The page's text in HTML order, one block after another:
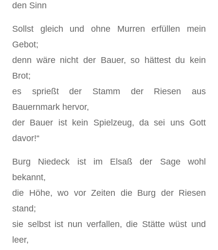
den Sinn
Sollst gleich und ohne Murren erfüllen mein
Gebot;
denn wäre nicht der Bauer, so hättest du kein
Brot;
es sprießt der Stamm der Riesen aus
Bauernmark hervor,
der Bauer ist kein Spielzeug, da sei uns Gott
davor!“
Burg Niedeck ist im Elsaß der Sage wohl
bekannt,
die Höhe, wo vor Zeiten die Burg der Riesen
stand;
sie selbst ist nun verfallen, die Stätte wüst und
leer,